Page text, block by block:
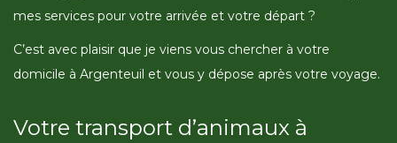
mes services pour votre arrivée et votre départ ?
C’est avec plaisir que je viens vous chercher à votre
domicile à Argenteuil et vous y dépose après votre voyage.
Votre transport d’animaux à